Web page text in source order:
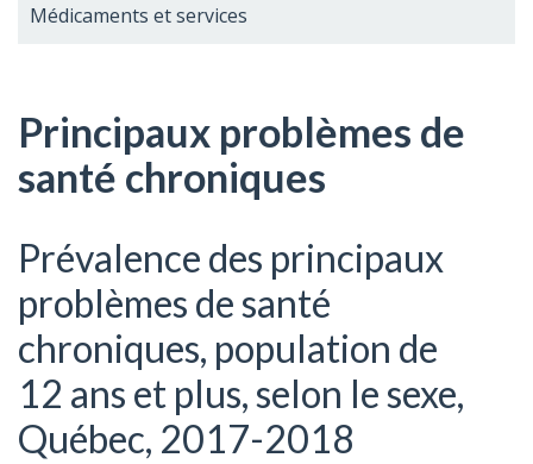
Médicaments et services
Principaux problèmes de
santé chroniques
Prévalence des principaux
problèmes de santé
chroniques, population de
12 ans et plus, selon le sexe,
Québec, 2017-2018